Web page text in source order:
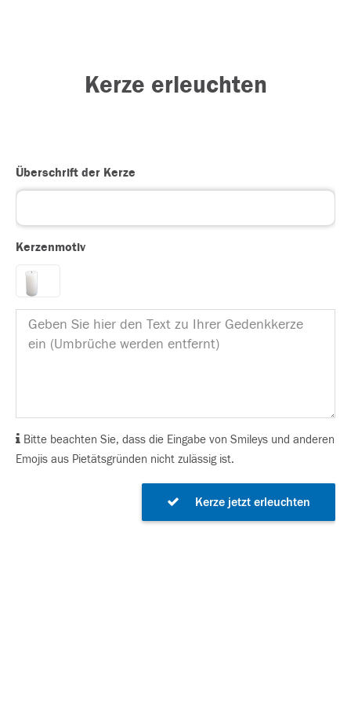
Kerze erleuchten
Überschrift der Kerze
Kerzenmotiv
Bitte beachten Sie, dass die Eingabe von Smileys und anderen
Emojis aus Pietätsgründen nicht zulässig ist.
Kerze jetzt erleuchten